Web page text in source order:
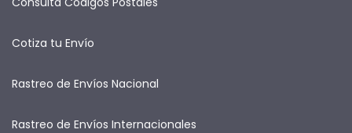
Cotiza tu Envío
Rastreo de Envíos Nacional
Rastreo de Envíos Internacionales